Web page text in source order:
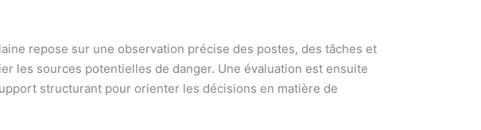
repose sur une observation précise des postes, des tâches et
les sources potentielles de danger. Une évaluation est ensuite
structurant pour orienter les décisions en matière de